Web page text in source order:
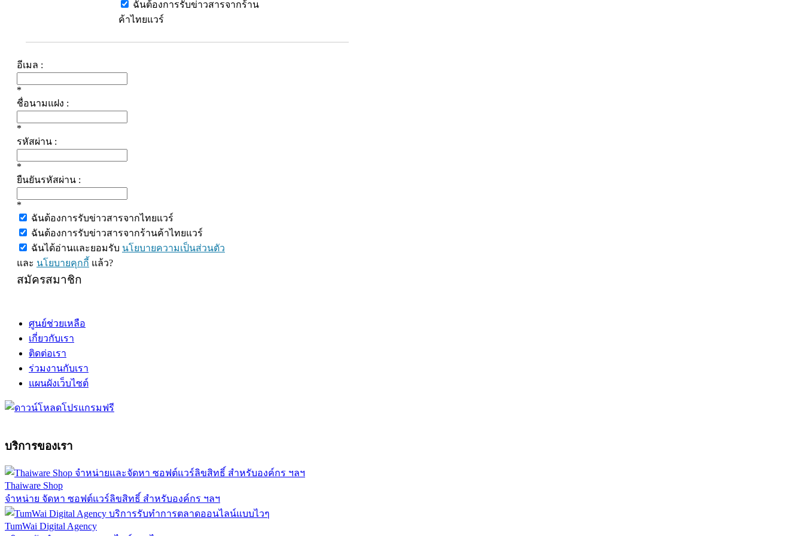
ฉันต้องการรับข่าวสารจากร้าน
ค้าไทยแวร์
อีเมล :
*
ชื่อนามแฝง :
*
รหัสผ่าน :
*
ยืนยันรหัสผ่าน :
*
ฉันต้องการรับข่าวสารจากไทยแวร์
ฉันต้องการรับข่าวสารจากร้านค้าไทยแวร์
ฉันได้อ่านและยอมรับ นโยบายความเป็นส่วนตัว
และ นโยบายคุกกี้ แล้ว?
สมัครสมาชิก
ศูนย์ช่วยเหลือ
เกี่ยวกับเรา
ติดต่อเรา
ร่วมงานกับเรา
แผนผังเว็บไซต์
บริการของเรา
Thaiware Shop
จำหน่าย จัดหา ซอฟต์แวร์ลิขสิทธิ์ สำหรับองค์กร ฯลฯ
TumWai Digital Agency